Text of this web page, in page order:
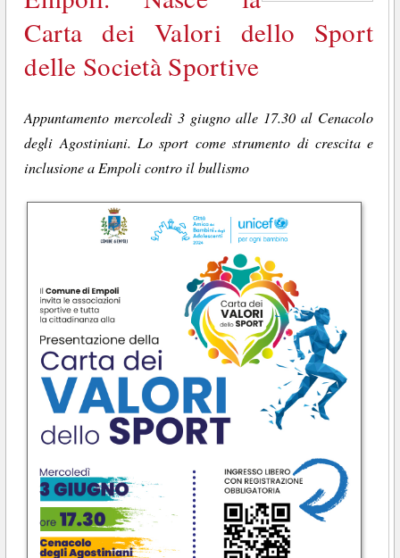
Carta dei Valori dello Sport
delle Società Sportive
Appuntamento mercoledì 3 giugno alle 17.30 al Cenacolo
degli Agostiniani. Lo sport come strumento di crescita e
inclusione a Empoli contro il bullismo